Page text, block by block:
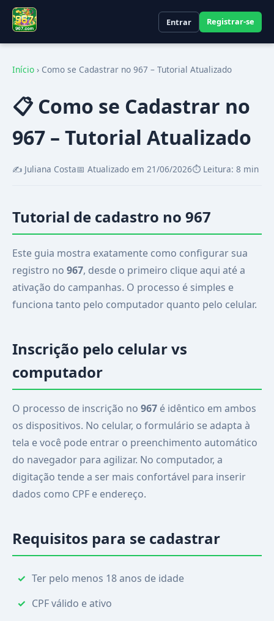
Entrar Registrar-se
Início › Como se Cadastrar no 967 – Tutorial Atualizado
📋 Como se Cadastrar no
967 – Tutorial Atualizado
✍️ Juliana Costa📅 Atualizado em 21/06/2026⏱️ Leitura: 8 min
Tutorial de cadastro no 967
Este guia mostra exatamente como configurar sua
registro no 967, desde o primeiro clique aqui até a
ativação do campanhas. O processo é simples e
funciona tanto pelo computador quanto pelo celular.
Inscrição pelo celular vs
computador
O processo de inscrição no 967 é idêntico em ambos
os dispositivos. No celular, o formulário se adapta à
tela e você pode entrar o preenchimento automático
do navegador para agilizar. No computador, a
digitação tende a ser mais confortável para inserir
dados como CPF e endereço.
Requisitos para se cadastrar
Ter pelo menos 18 anos de idade
CPF válido e ativo